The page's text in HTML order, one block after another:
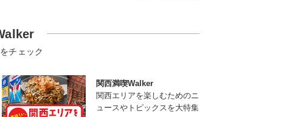
チェック
関西満喫Walker
関西エリアを楽しむためのニ
ュースやトピックスを大特集